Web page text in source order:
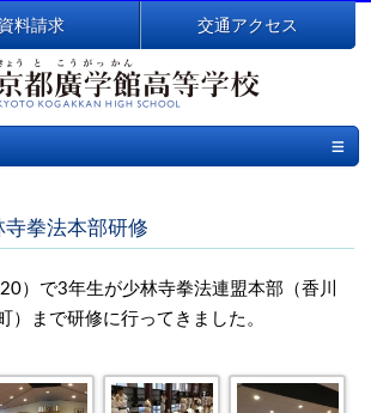
資料請求 交通アクセス
≡
寺拳法本部研修
） で3年生が少林寺拳法連盟本部（香川
）まで研修に行ってきました。